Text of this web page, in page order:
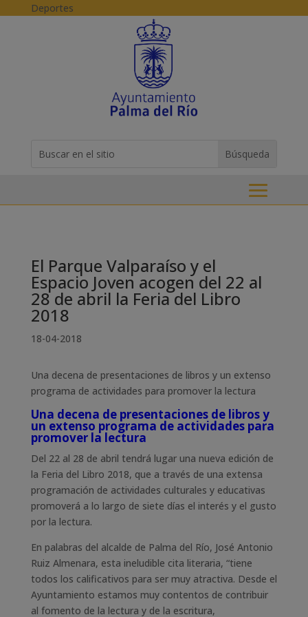
Skip to content
Deportes
for...
El Parque Valparaíso y el
Espacio Joven acogen del 22 al
28 de abril la Feria del Libro
2018
18-04-2018
Una decena de presentaciones de libros y un extenso
programa de actividades para promover la lectura
Una decena de presentaciones de libros y
un extenso programa de actividades para
promover la lectura
Del 22 al 28 de abril tendrá lugar una nueva edición de
la Feria del Libro 2018, que a través de una extensa
programación de actividades culturales y educativas
promoverá a lo largo de siete días el interés y el gusto
por la lectura.
En palabras del alcalde de Palma del Río, José Antonio
Ruiz Almenara, esta ineludible cita literaria, “tiene
todos los calificativos para ser muy atractiva. Desde el
Ayuntamiento estamos muy contentos de contribuir
al fomento de la lectura y de la escritura,